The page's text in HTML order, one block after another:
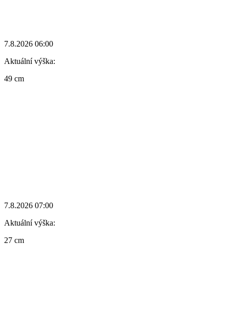
7.8.2026 06:00
Aktuální výška:
49 cm
7.8.2026 07:00
Aktuální výška:
27 cm